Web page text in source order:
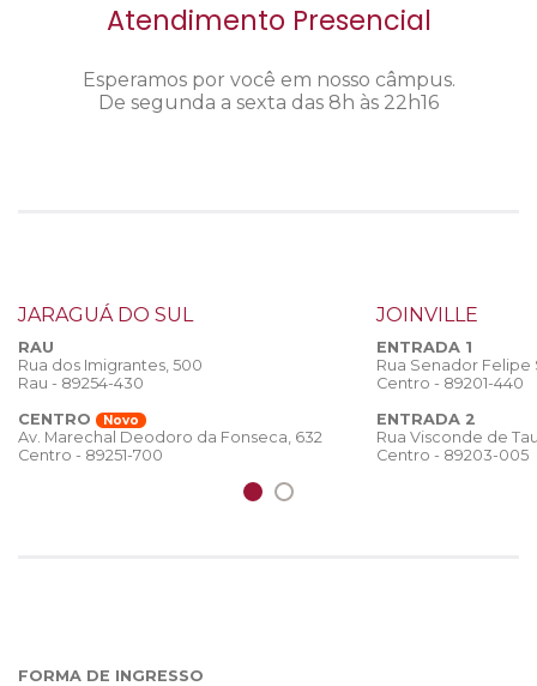
Atendimento Presencial
Esperamos por você em nosso câmpus.
De segunda a sexta das 8h às 22h16
JARAGUÁ DO SUL
RAU
Rua dos Imigrantes, 500
Rau - 89254-430
CENTRO
Novo
Av. Marechal Deodoro da Fonseca, 632
Centro - 89251-700
JOINVILLE
ENTRADA 1
Rua Senador
Centro - 89201-440
ENTRADA 2
Rua Visconde de
Centro - 89203-005
FORMA DE INGRESSO